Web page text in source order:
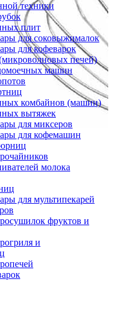
техники
плит
для соковыжималок
для кофеварок
печей)
машин
комбайнов (машин)
вытяжек
для миксеров
для кофемашин
молока
для мультипекарей
фруктов и
и